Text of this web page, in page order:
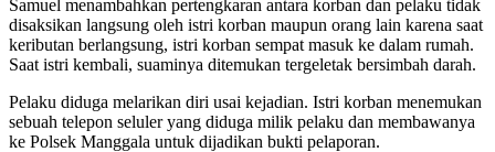
Samuel menambahkan pertengkaran antara korban dan pelaku tidak
disaksikan langsung oleh istri korban maupun orang lain karena saat
keributan berlangsung, istri korban sempat masuk ke dalam rumah.
Saat istri kembali, suaminya ditemukan tergeletak bersimbah darah.
Pelaku diduga melarikan diri usai kejadian. Istri korban menemukan
sebuah telepon seluler yang diduga milik pelaku dan membawanya
ke Polsek Manggala untuk dijadikan bukti pelaporan.